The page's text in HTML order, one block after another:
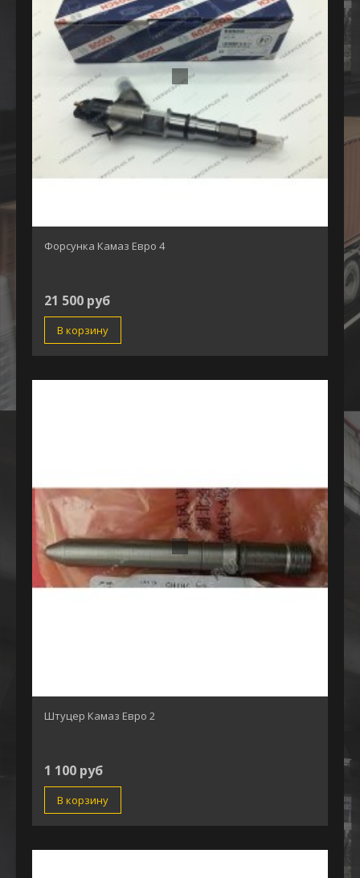
Форсунка Камаз Евро 4
21 500 руб
В корзину
Штуцер Камаз Евро 2
1 100 руб
В корзину